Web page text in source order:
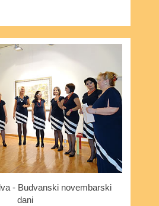
- Budvanski novembarski
dani